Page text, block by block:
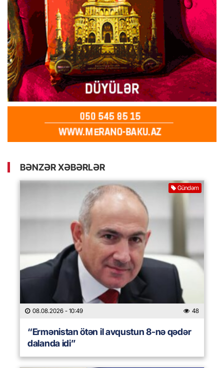
BƏNZƏR XƏBƏRLƏR
Gündəm
08.08.2026 - 10:49 48
“Ermənistan ötən il avqustun 8-nə qədər
dalanda idi”